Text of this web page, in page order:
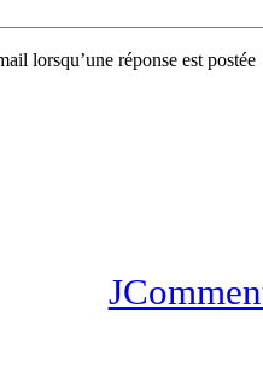
lorsqu’une réponse est postée